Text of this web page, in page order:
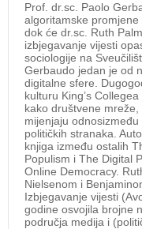
Prof. dr.sc. Paolo
algoritamske promjene
dok će dr.sc. Ruth
izbjegavanje vijesti
sociologije na
Gerbaudo jedan je od
digitalne sfere.
kulturu King’s
kako društvene
mijenjaju
političkih stranaka.
knjiga između ostalih
Populism i The Digital
Online Democracy.
Nielsenom i
Izbjegavanje vijesti
godine osvojila brojne
područja medija i